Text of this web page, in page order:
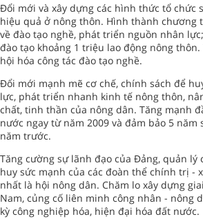
Ðổi mới và xây dựng các hình thức tổ chức
hiệu quả ở nông thôn. Hình thành chương
về đào tạo nghề, phát triển nguồn nhân
đào tạo khoảng 1 triệu lao động nông
hội hóa công tác đào tạo nghề.
Ðổi mới mạnh mẽ cơ chế, chính sách để
lực, phát triển nhanh kinh tế nông thôn,
chất, tinh thần của nông dân. Tăng mạnh
nước ngay từ năm 2009 và đảm bảo 5 năm
năm trước.
Tăng cường sự lãnh đạo của Ðảng, quản lý
huy sức mạnh của các đoàn thể chính trị -
nhất là hội nông dân. Chăm lo xây dựng
Nam, củng cố liên minh công nhân - nông
kỳ công nghiệp hóa, hiện đại hóa đất nước.